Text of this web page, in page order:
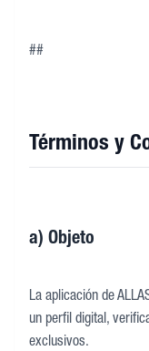
##
Términos y
a) Objeto
La aplicación de
un perfil digital,
exclusivos.